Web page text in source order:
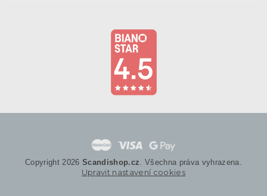
Copyright 2026 Scandishop.cz. Všechna práva vyhrazena.
Upravit nastavení cookies